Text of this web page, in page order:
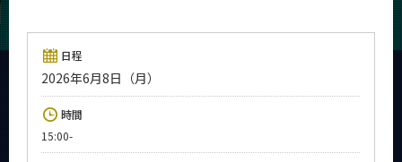
日程
2026年6月8日（月）
時間
15:00-
未来
入学案内
News